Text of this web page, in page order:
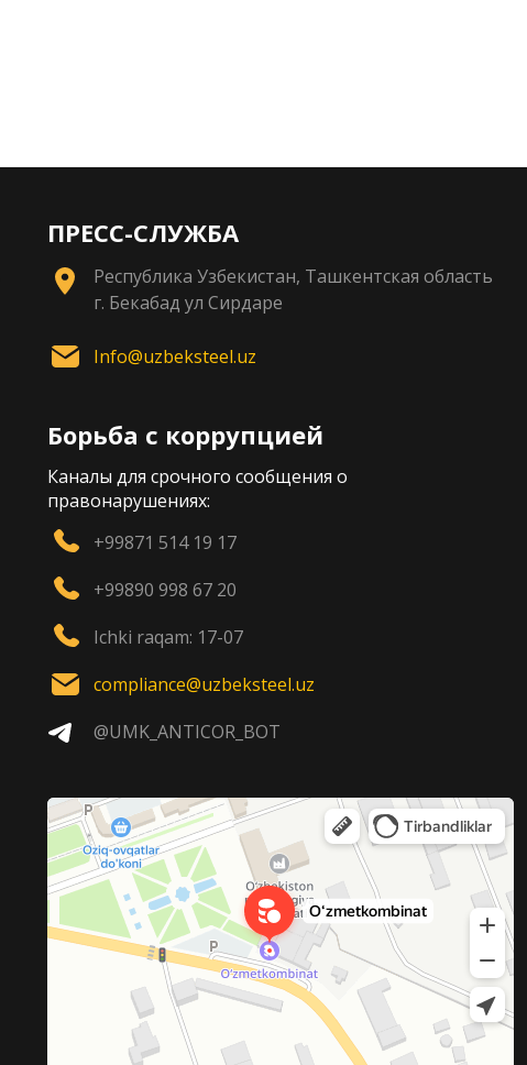
ПРЕСС-СЛУЖБА
Республика Узбекистан, Ташкентская область
г. Бекабад ул Сирдаре
Info@uzbeksteel.uz
Борьба с коррупцией
Каналы для срочного сообщения о
правонарушениях:
+99871 514 19 17
+99890 998 67 20
Ichki raqam: 17-07
compliance@uzbeksteel.uz
@UMK_ANTICOR_BOT